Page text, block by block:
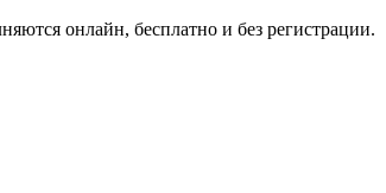
онлайн, бесплатно и без регистрации.